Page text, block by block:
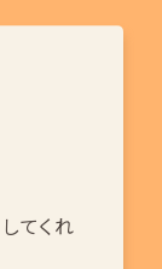
してくれ